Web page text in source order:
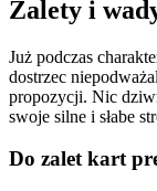
Zalety i
Już podczas
dostrzec
propozycji. Nic
swoje silne i słabe
Do zalet kart